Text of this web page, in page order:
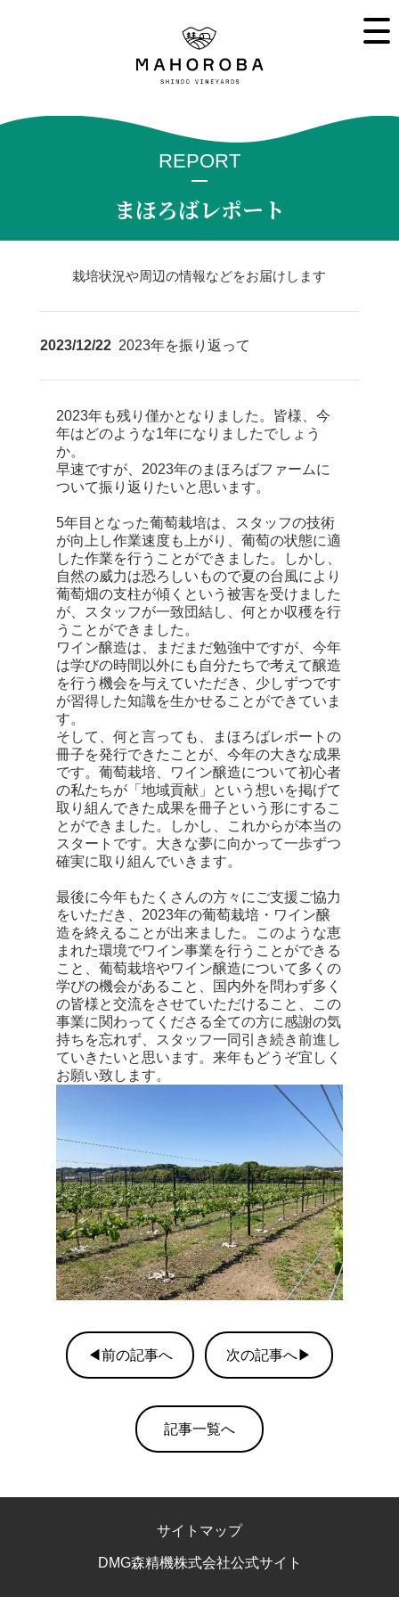
REPORT
まほろばレポート
栽培状況や周辺の情報などをお届けします
2023/12/222023年を振り返って
2023年も残り僅かとなりました。皆様、今
年はどのような1年になりましたでしょう
か。
早速ですが、2023年のまほろばファームに
ついて振り返りたいと思います。
5年目となった葡萄栽培は、スタッフの技術
が向上し作業速度も上がり、葡萄の状態に適
した作業を行うことができました。しかし、
自然の威力は恐ろしいもので夏の台風により
葡萄畑の支柱が傾くという被害を受けました
が、スタッフが一致団結し、何とか収穫を行
うことができました。
ワイン醸造は、まだまだ勉強中ですが、今年
は学びの時間以外にも自分たちで考えて醸造
を行う機会を与えていただき、少しずつです
が習得した知識を生かせることができていま
す。
そして、何と言っても、まほろばレポートの
冊子を発行できたことが、今年の大きな成果
です。葡萄栽培、ワイン醸造について初心者
の私たちが「地域貢献」という想いを掲げて
取り組んできた成果を冊子という形にするこ
とができました。しかし、これからが本当の
スタートです。大きな夢に向かって一歩ずつ
確実に取り組んでいきます。
最後に今年もたくさんの方々にご支援ご協力
をいただき、2023年の葡萄栽培・ワイン醸
造を終えることが出来ました。このような恵
まれた環境でワイン事業を行うことができる
こと、葡萄栽培やワイン醸造について多くの
学びの機会があること、国内外を問わず多く
の皆様と交流をさせていただけること、この
事業に関わってくださる全ての方に感謝の気
持ちを忘れず、スタッフ一同引き続き前進し
ていきたいと思います。来年もどうぞ宜しく
お願い致します。
◀前の記事へ 次の記事へ▶
記事一覧へ
サイトマップ
DMG森精機株式会社公式サイト